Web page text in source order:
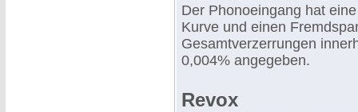
Der Phonoeingang hat
Kurve und einen
Gesamtverzerrungen
0,004% angegeben.
Revox